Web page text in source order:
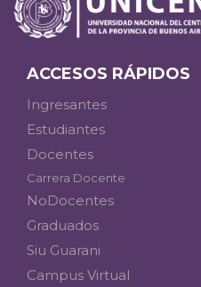
ACCESOS RÁPIDOS
Ingresantes
Estudiantes
Docentes
Carrera Docente
NoDocentes
Graduados
Siu Guarani
Campus Virtual